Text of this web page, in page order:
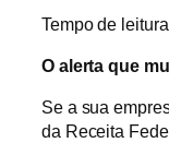
Tempo de
O alerta que
Se a sua
da Receita